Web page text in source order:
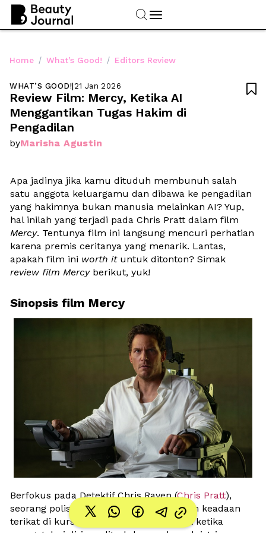
Home / What’s Good! / Editors Review
WHAT’S GOOD!|21 Jan 2026
Review Film: Mercy, Ketika AI
Menggantikan Tugas Hakim di
Pengadilan
byMarisha Agustin

Apa jadinya jika kamu dituduh membunuh salah
satu anggota keluargamu dan dibawa ke pengadilan
yang hakimnya bukan manusia melainkan AI? Yup,
Mercy. Tentunya film ini langsung mencuri perhatian
karena premis ceritanya yang menarik. Lantas,
apakah film ini worth it
review film Mercy berikut, yuk!
Sinopsis film Mercy
Berfokus pada Detektif Chris Raven (Chris Pratt),
seorang polisi yang bangun sudah dalam keadaan
terikat di kursi ruang sidang. Ia terkejut ketika